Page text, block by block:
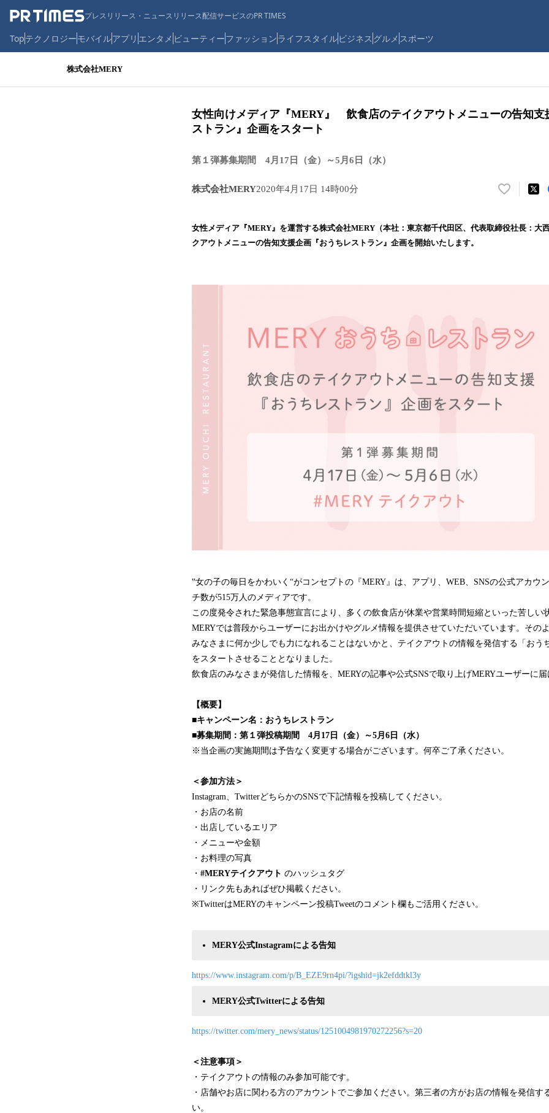
プレスリリース・ニュースリリース配信サービスのPR TIMES
Topテクノロジーモバイルアプリ エンタメ ビューティーファッションライフスタイルビジネス グルメ スポーツ
株式会社MERY
女性向けメディア『MERY』 飲食店のテイクアウトメニューの告知
ストラン』企画をスタート
第１弾募集期間 4月17日（金）～5月6日（水）
株式会社MERY2020年4月17日 14時00分
い
！
み
で
す
女性メディア『MERY』を運営する株式会社MERY（本社：東京都千代田区、代表取締役社長：大
クアウトメニューの告知支援企画『おうちレストラン』企画を開始いたします。
‟女の子の毎日をかわいく“がコンセプトの『MERY』は、アプリ、WEB、SNSの公式アカウ
チ数が515万人のメディアです。
この度発令された緊急事態宣言により、多くの飲食店が休業や営業時間短縮といった苦しい
MERYでは普段からユーザーにお出かけやグルメ情報を提供させていただいています。その
みなさまに何か少しでも力になれることはないかと、テイクアウトの情報を発信する「おう
をスタートさせることとなりました。
飲食店のみなさまが発信した情報を、MERYの記事や公式SNSで取り上げMERYユーザーに届
【概要】
■キャンペーン名：おうちレストラン
■募集期間：第１弾投稿期間 4月17日（金）～5月6日（水）
※当企画の実施期間は予告なく変更する場合がございます。何卒ご了承ください。
＜参加方法＞
Instagram、TwitterどちらかのSNSで下記情報を投稿してください。
・お店の名前
・出店しているエリア
・メニューや金額
・お料理の写真
・ #MERYテイクアウト のハッシュタグ
・リンク先もあればぜひ掲載ください。
※TwitterはMERYのキャンペーン投稿Tweetのコメント欄もご活用ください。
MERY公式Instagramによる告知
https://www.instagram.com/p/B_EZE9rn4pi/?igshid=jk2efddtkl3y
MERY公式Twitterによる告知
https://twitter.com/mery_news/status/1251004981970272256?s=20
＜注意事項＞
・テイクアウトの情報のみ参加可能です。
・店舗やお店に関わる方のアカウントでご参加ください。第三者の方がお店の情報を発信す
い。